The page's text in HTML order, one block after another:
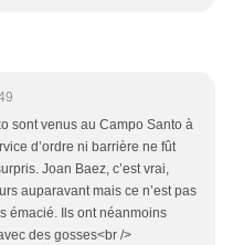
sont venus au Campo Santo à
d’ordre ni barrière ne fût
Joan Baez, c’est vrai,
auparavant mais ce n’est pas
émacié. Ils ont néanmoins
des gosses<br />